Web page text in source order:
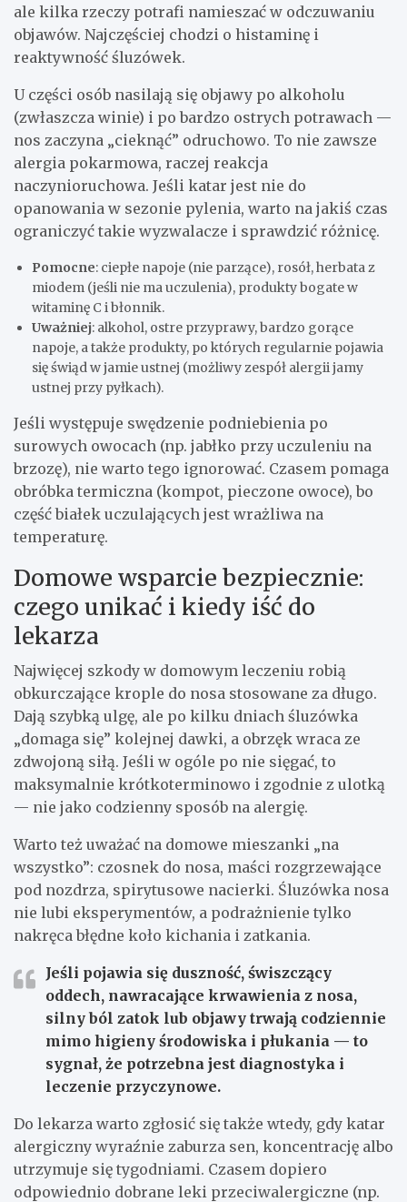
ale kilka rzeczy potrafi namieszać w odczuwaniu
objawów. Najczęściej chodzi o histaminę i
reaktywność śluzówek.
U części osób nasilają się objawy po alkoholu
(zwłaszcza winie) i po bardzo ostrych potrawach —
nos zaczyna „cieknąć” odruchowo. To nie zawsze
alergia pokarmowa, raczej reakcja
naczynioruchowa. Jeśli katar jest nie do
opanowania w sezonie pylenia, warto na jakiś czas
ograniczyć takie wyzwalacze i sprawdzić różnicę.
Pomocne: ciepłe napoje (nie parzące), rosół, herbata z
miodem (jeśli nie ma uczulenia), produkty bogate w
witaminę C i błonnik.
Uważniej: alkohol, ostre przyprawy, bardzo gorące
napoje, a także produkty, po których regularnie pojawia
się świąd w jamie ustnej (możliwy zespół alergii jamy
ustnej przy pyłkach).
Jeśli występuje swędzenie podniebienia po
surowych owocach (np. jabłko przy uczuleniu na
brzozę), nie warto tego ignorować. Czasem pomaga
obróbka termiczna (kompot, pieczone owoce), bo
część białek uczulających jest wrażliwa na
temperaturę.
Domowe wsparcie bezpiecznie:
czego unikać i kiedy iść do
lekarza
Najwięcej szkody w domowym leczeniu robią
obkurczające krople do nosa stosowane za długo.
Dają szybką ulgę, ale po kilku dniach śluzówka
„domaga się” kolejnej dawki, a obrzęk wraca ze
zdwojoną siłą. Jeśli w ogóle po nie sięgać, to
maksymalnie krótkoterminowo i zgodnie z ulotką
— nie jako codzienny sposób na alergię.
Warto też uważać na domowe mieszanki „na
wszystko”: czosnek do nosa, maści rozgrzewające
pod nozdrza, spirytusowe nacierki. Śluzówka nosa
nie lubi eksperymentów, a podrażnienie tylko
nakręca błędne koło kichania i zatkania.
Jeśli pojawia się duszność, świszczący
oddech, nawracające krwawienia z nosa,
silny ból zatok lub objawy trwają codziennie
mimo higieny środowiska i płukania — to
sygnał, że potrzebna jest diagnostyka i
leczenie przyczynowe.
Do lekarza warto zgłosić się także wtedy, gdy katar
alergiczny wyraźnie zaburza sen, koncentrację albo
utrzymuje się tygodniami. Czasem dopiero
odpowiednio dobrane leki przeciwalergiczne (np.